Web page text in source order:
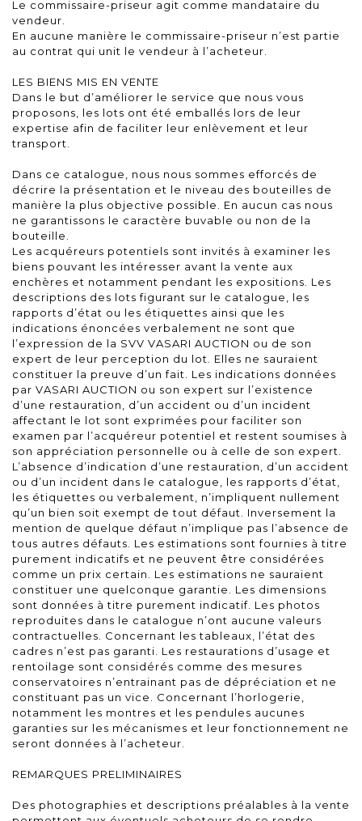
Le commissaire-priseur agit comme mandataire du
vendeur.
En aucune manière le commissaire-priseur n’est partie
au contrat qui unit le vendeur à l’acheteur.
LES BIENS MIS EN VENTE
Dans le but d’améliorer le service que nous vous
proposons, les lots ont été emballés lors de leur
expertise afin de faciliter leur enlèvement et leur
transport.
Dans ce catalogue, nous nous sommes efforcés de
décrire la présentation et le niveau des bouteilles de
manière la plus objective possible. En aucun cas nous
ne garantissons le caractère buvable ou non de la
bouteille.
Les acquéreurs potentiels sont invités à examiner les
biens pouvant les intéresser avant la vente aux
enchères et notamment pendant les expositions. Les
descriptions des lots figurant sur le catalogue, les
rapports d’état ou les étiquettes ainsi que les
indications énoncées verbalement ne sont que
l’expression de la SVV VASARI AUCTION ou de son
expert de leur perception du lot. Elles ne sauraient
constituer la preuve d’un fait. Les indications données
par VASARI AUCTION ou son expert sur l’existence
d’une restauration, d’un accident ou d’un incident
affectant le lot sont exprimées pour faciliter son
examen par l’acquéreur potentiel et restent soumises à
son appréciation personnelle ou à celle de son expert.
L’absence d’indication d’une restauration, d’un accident
ou d’un incident dans le catalogue, les rapports d’état,
les étiquettes ou verbalement, n’impliquent nullement
qu’un bien soit exempt de tout défaut. Inversement la
mention de quelque défaut n’implique pas l’absence de
tous autres défauts. Les estimations sont fournies à titre
purement indicatifs et ne peuvent être considérées
comme un prix certain. Les estimations ne sauraient
constituer une quelconque garantie. Les dimensions
sont données à titre purement indicatif. Les photos
reproduites dans le catalogue n’ont aucune valeurs
contractuelles. Concernant les tableaux, l’état des
cadres n’est pas garanti. Les restaurations d’usage et
rentoilage sont considérés comme des mesures
conservatoires n’entrainant pas de dépréciation et ne
constituant pas un vice. Concernant l’horlogerie,
notamment les montres et les pendules aucunes
garanties sur les mécanismes et leur fonctionnement ne
seront données à l’acheteur.
REMARQUES PRELIMINAIRES
Des photographies et descriptions préalables à la vente